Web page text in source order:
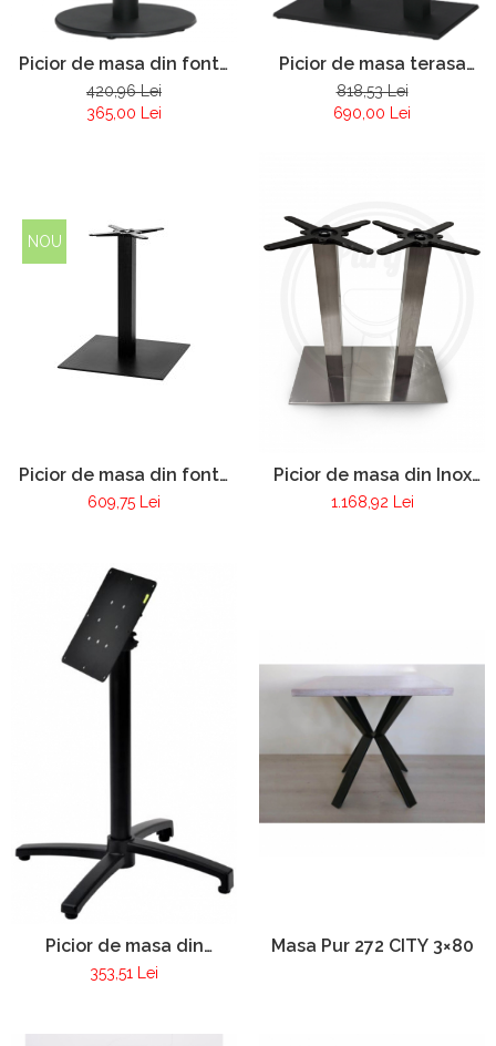
Picior de masa din fonta
Pur 093
420,96 Lei
365,00 Lei
Picior de masa terasa
restaurant Pur 095
818,53 Lei
690,00 Lei
NOU
Picior de masa din fonta
Pur 096
609,75 Lei
Picior de masa din Inox
satinat Pur 110
1.168,92 Lei
Picior de masa din
aluminiu Pur 114
353,51 Lei
Masa Pur 272 CITY 3×80